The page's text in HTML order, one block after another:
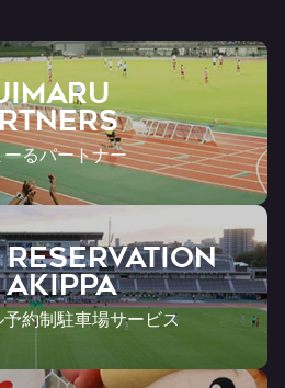
ーるパートナー
Akippa
約制駐車場サービス